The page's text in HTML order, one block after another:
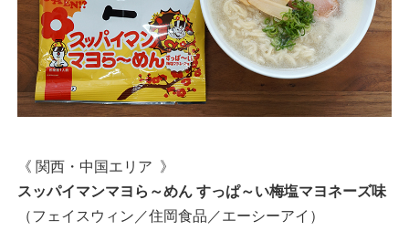
《 関西・中国エリア 》
スッパイマンマヨら～めん すっぱ～い梅塩マヨネーズ味
（フェイスウィン／住岡食品／エーシーアイ）